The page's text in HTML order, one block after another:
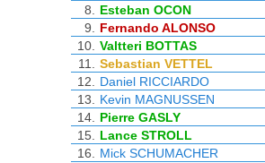
8.
Esteban OCON
9.
Fernando ALONSO
10. Valtteri BOTTAS
11.
Sebastian VETTEL
12.
Daniel RICCIARDO
13.
Kevin MAGNUSSEN
14.
Pierre GASLY
15.
Lance STROLL
16.
Mick SCHUMACHER